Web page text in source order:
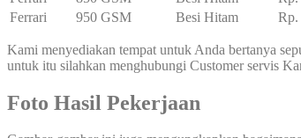
Ferrari
950 GSM Besi Hitam Rp.
Kami menyediakan tempat untuk Anda bertanya
untuk itu silahkan menghubungi Customer servis
Foto Hasil Pekerjaan